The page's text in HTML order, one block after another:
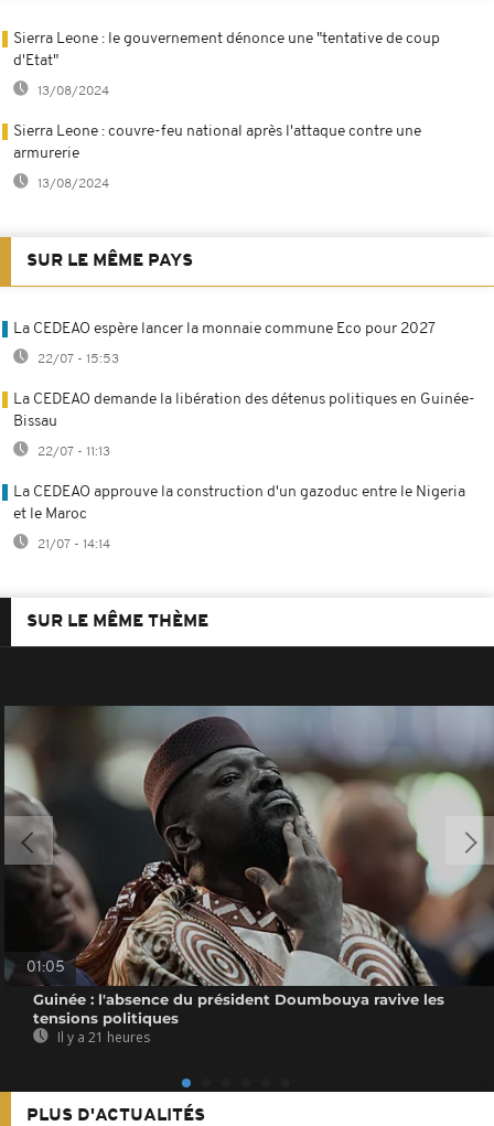
Sierra Leone : le gouvernement dénonce une "tentative de coup
d'Etat"
13/08/2024
Sierra Leone : couvre-feu national après l'attaque contre une
armurerie
13/08/2024
SUR LE MÊME PAYS
La CEDEAO espère lancer la monnaie commune Eco pour 2027
22/07 - 15:53
La CEDEAO demande la libération des détenus politiques en Guinée-
Bissau
22/07 - 11:13
La CEDEAO approuve la construction d'un gazoduc entre le Nigeria
et le Maroc
21/07 - 14:14
SUR LE MÊME THÈME
01:05
Guinée : l'absence du président Doumbouya ravive les
tensions politiques
Il y a 21 heures
PLUS D'ACTUALITÉS